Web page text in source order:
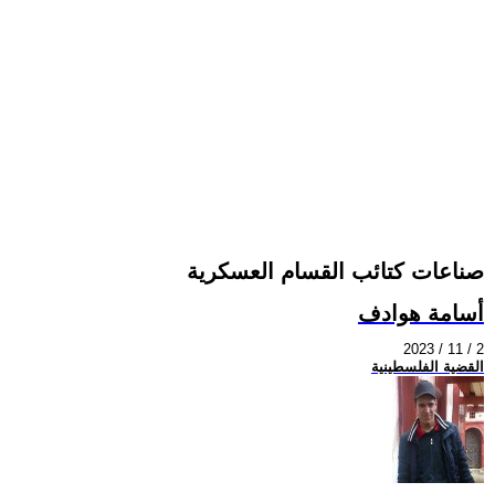
صناعات كتائب القسام العسكرية
أسامة هوادف
2023 / 11 / 2
القضية الفلسطينية